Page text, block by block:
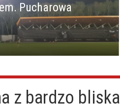
Pucharowa
z bardzo bliska